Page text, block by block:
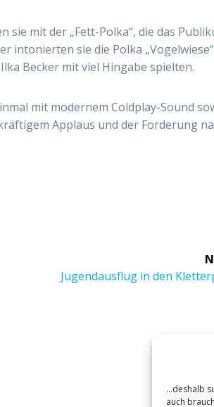
...deshalb
auch
sie mit der „Fett-Polka“, die das
intonierten sie die Polka
Becker mit viel Hingabe spielten.
mit modernem Coldplay-Sound
Applaus und der Forderung
Next
Jugendausflug in den